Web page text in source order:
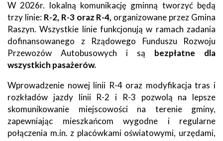
W 2026r. lokalną komunikację gminną tworzyć będą
trzy linie: R-2, R-3 oraz R-4, organizowane przez Gmina
Raszyn. Wszystkie linie funkcjonują w ramach zadania
dofinansowanego z Rządowego Funduszu Rozwoju
Przewozów Autobusowych i są bezpłatne dla
wszystkich pasażerów.
Wprowadzenie nowej linii R-4 oraz modyfikacja tras i
rozkładów jazdy linii R-2 i R-3 pozwolą na lepsze
skomunikowanie miejscowości na terenie gminy,
zapewniając mieszkańcom wygodne i regularne
połączenia m.in. z placówkami oświatowymi, urzędami,